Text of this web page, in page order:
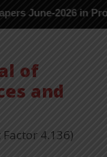
in Process ---
of
and
4.136)